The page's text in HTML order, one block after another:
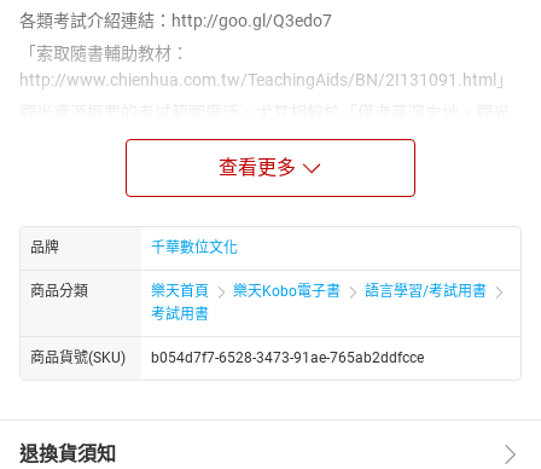
各類考試介紹連結：http://goo.gl/Q3edo7
「索取隨書輔助教材：
http://www.chienhua.com.tw/TeachingAids/BN/2I131091.html」
資源的導遊考試」，領隊考試範圍涵蓋了「臺灣、中國、世界各國
的歷史、地理和各類觀光資源」，光是要掌握最基本的基礎知識，
就已相當不容易。想順利獲取此一證照，除了平時廣泛獵取資訊，
圍及突顯重點，特請名師編寫，採圖表整理、表格比較之方式編
寫，方便讀者掌握考試重點及快速記憶。
課文前有最新命題特色解說，輔以最新試題具體分析考題特色及答
分析工具。
生既可由此瞭解近年命題趨勢，也可透過題目檢測自我學習成果。
◎本書提供輔助教材電子書：輔助教材別收錄103及104年領隊「觀
查看更多
品牌 千華數位文化
商品分類 樂天首頁 樂天Kobo電子書
語言學習/考試用書
考試用書
商品貨號(SKU) b054d7f7-6528-3473-91ae-765ab2ddfcce
退換貨須知